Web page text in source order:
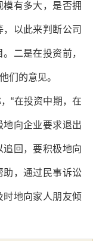
有多大，是否拥
以此来判断公司
二是在投资前，
们的意见。
“在投资中期，在
向企业要求退出
回，要积极地向
，通过民事诉讼
地向家人朋友倾